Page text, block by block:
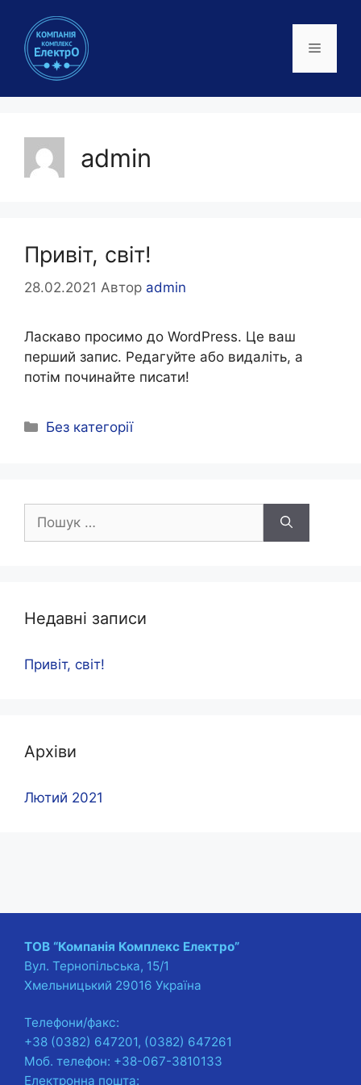
контенту
Меню
admin
Привіт, світ!
28.02.2021 Автор admin
Ласкаво просимо до WordPress. Це ваш
перший запис. Редагуйте або видаліть, а
потім починайте писати!
Категорії
Без категорії
Недавні записи
Привіт, світ!
Архіви
Лютий 2021
ТОВ “Компанія Комплекс Електро”
Вул. Тернопільська, 15/1
Хмельницький 29016 Україна
Телефони/факс:
+38 (0382) 647201, (0382) 647261
Моб. телефон: +38-067-3810133
Електронна пошта: